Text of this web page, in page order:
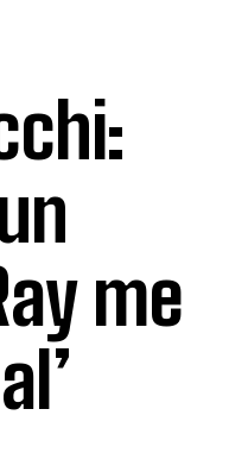
me